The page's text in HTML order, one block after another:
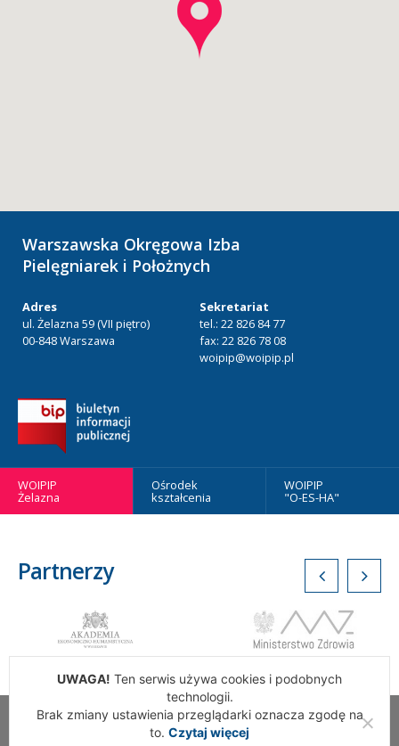
Warszawska Okręgowa Izba
Pielęgniarek i Położnych
Adres
ul. Żelazna 59 (VII piętro)
00-848 Warszawa
Sekretariat
tel.: 22 826 84 77
fax: 22 826 78 08
woipip@woipip.pl
WOIPIP
Żelazna
Ośrodek
kształcenia
WOIPIP
"O-ES-HA"
Partnerzy
Wszelkie Prawa Zastrzeżone. Warszawska Okręgowa Izba
UWAGA! Ten serwis używa cookies i podobnych
technologii.
Brak zmiany ustawienia przeglądarki oznacza zgodę na
to. Czytaj więcej